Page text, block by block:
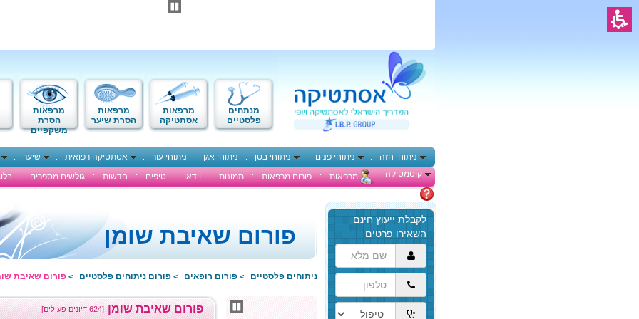
מנתחים
פלסטיים
מרפאות
אסתטיקה
מרפאות
הסרת שיער
מרפאות
הסרת
משקפיים
ניתוחי חזה ניתוחי פנים ניתוחי בטן ניתוחי אגן ניתוחי עור אסתטיקה רפואית שיער
קוסמטיקה
מרפאות פורום מרפאות תמונות וידאו טיפים חדשות גולשים מספרים
הגעת
לתוכן
המרכזי,
באפשרותך
ללחוץ
אנטר
כדי
לדלג
לאזור
פורום שאיבת שומן
ניתוחים פלסטיים > פורום רופאים > פורום ניתוחים פלסטיים > פורום שאיבת
[624 דיונים פעילים] פורום שאיבת שומן